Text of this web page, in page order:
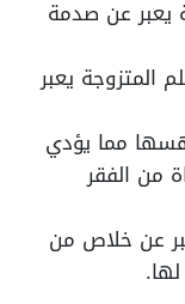
يعبر عن صدمة
المتزوجة يعبر
مما يؤدي
من الفقر
عن خلاص من